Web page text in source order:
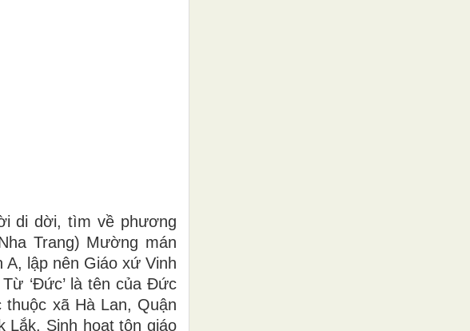
di dời, tìm về phương
Trang) Mường mán
lập nên Giáo xứ Vinh
‘Đức’ là tên của Đức
xã Hà Lan, Quận
Lắk. Sinh hoạt tôn giáo